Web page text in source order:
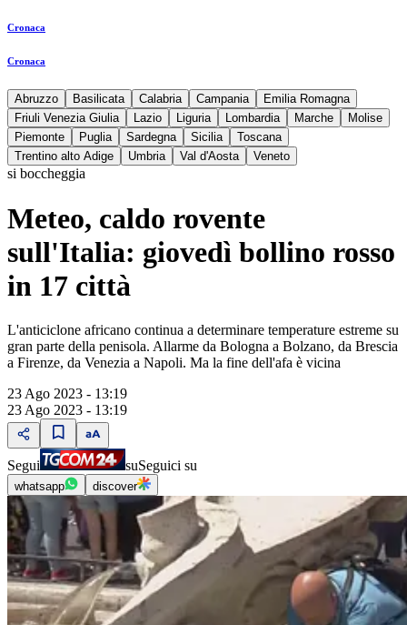
Cronaca
Cronaca
Abruzzo Basilicata Calabria Campania
Emilia Romagna
Friuli Venezia Giulia
Lazio Liguria Lombardia Marche
Molise
Piemonte
Puglia Sardegna Sicilia
Toscana
Trentino alto Adige
Umbria Val d'Aosta Veneto
si boccheggia
Meteo, caldo rovente
sull'Italia: giovedì bollino rosso
in 17 città
L'anticiclone africano continua a determinare temperature estreme su
gran parte della penisola. Allarme da Bologna a Bolzano, da Brescia
a Firenze, da Venezia a Napoli. Ma la fine dell'afa è vicina
23 Ago 2023 - 13:19
23 Ago 2023 - 13:19
Segui suSeguici su
whatsapp discover